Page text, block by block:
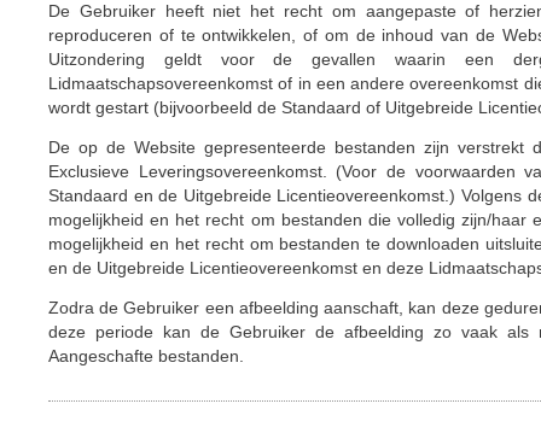
De Gebruiker heeft niet het recht om aangepaste of
reproduceren of te ontwikkelen, of om de inhoud van de
Uitzondering geldt voor de gevallen waarin een
Lidmaatschapsovereenkomst of in een andere overeenkomst
wordt gestart (bijvoorbeeld de Standaard of Uitgebreide
De op de Website gepresenteerde bestanden zijn
Exclusieve Leveringsovereenkomst. (Voor de
Standaard en de Uitgebreide Licentieovereenkomst.) Volgens
mogelijkheid en het recht om bestanden die volledig zijn/
mogelijkheid en het recht om bestanden te downloaden
en de Uitgebreide Licentieovereenkomst en deze
Zodra de Gebruiker een afbeelding aanschaft, kan deze
deze periode kan de Gebruiker de afbeelding zo vaak
Aangeschafte bestanden.